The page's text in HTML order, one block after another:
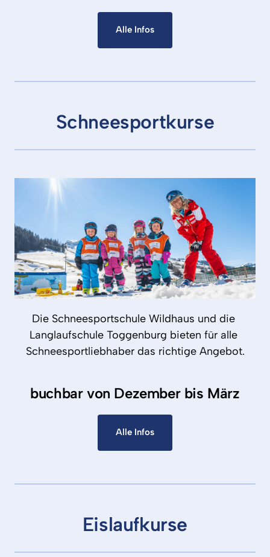
Alle Infos
Schneesportkurse
Die Schneesportschule Wildhaus und
Langlaufschule Toggenburg bieten für
Schneesportliebhaber das richtige Angebot.
buchbar von Dezember bis März
Alle Infos
Eislaufkurse